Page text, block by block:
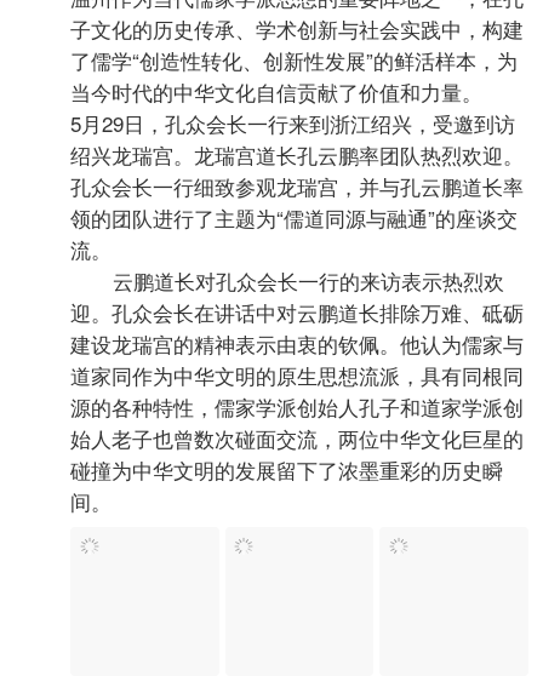
温州作为当代儒家学派思想的重要阵地之一，在孔
子文化的历史传承、学术创新与社会实践中，构建
了儒学“创造性转化、创新性发展”的鲜活样本，为
当今时代的中华文化自信贡献了价值和力量。
5月29日，孔众会长一行来到浙江绍兴，受邀到访
绍兴龙瑞宫。龙瑞宫道长孔云鹏率团队热烈欢迎。
孔众会长一行细致参观龙瑞宫，并与孔云鹏道长率
领的团队进行了主题为“儒道同源与融通”的座谈交
流。
云鹏道长对孔众会长一行的来访表示热烈欢
迎。孔众会长在讲话中对云鹏道长排除万难、砥砺
建设龙瑞宫的精神表示由衷的钦佩。他认为儒家与
道家同作为中华文明的原生思想流派，具有同根同
源的各种特性，儒家学派创始人孔子和道家学派创
始人老子也曾数次碰面交流，两位中华文化巨星的
碰撞为中华文明的发展留下了浓墨重彩的历史瞬
间。